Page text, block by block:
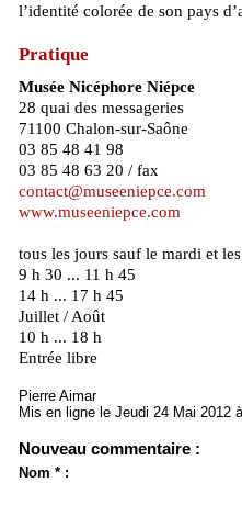
l’identité colorée de son pays
Pratique
Musée Nicéphore Niépce
28 quai des messageries
71100 Chalon-sur-Saône
03 85 48 41 98
03 85 48 63 20 / fax
contact@museeniepce.com
www.museeniepce.com
tous les jours sauf le mardi et
9 h 30 ... 11 h 45
14 h ... 17 h 45
Juillet / Août
10 h ... 18 h
Entrée libre
Pierre Aimar
Mis en ligne le Jeudi 24 Mai 2012
Nouveau commentaire :
Nom * :